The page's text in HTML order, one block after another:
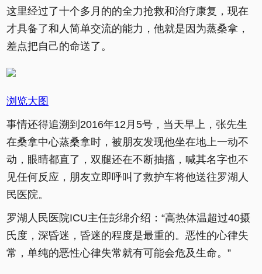
这里经过了十个多月的的全力抢救和治疗康复，现在
才具备了和人简单交流的能力，他就是因为蒸桑拿，
差点把自己的命送了。
浏览大图
事情还得追溯到2016年12月5号，当天早上，张先生
在桑拿中心蒸桑拿时，被朋友发现他坐在地上一动不
动，眼睛都直了，双腿还在不断抽搐，喊其名字也不
见任何反应，朋友立即呼叫了救护车将他送往罗湖人
民医院。
罗湖人民医院ICU主任彭绵介绍：“高热体温超过40摄
氏度，深昏迷，昏迷的程度是最重的。恶性的心律失
常，单纯的恶性心律失常就有可能会危及生命。”